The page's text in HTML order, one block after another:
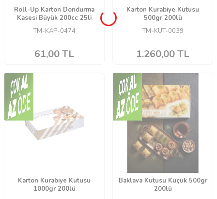
Roll-Up Karton Dondurma
Kasesi Büyük 200cc 25li
TM-KAP-0474
61,00TL
Karton Kurabiye Kutusu
500gr 200lü
TM-KUT-0039
1.260,00TL
Karton Kurabiye Kutusu
1000gr 200lü
Baklava Kutusu Küçük 500gr
200lü